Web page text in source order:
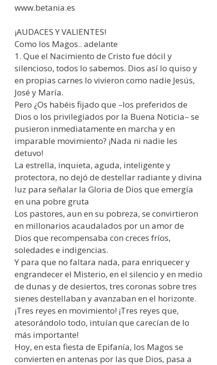
www.betania.es
¡AUDACES Y VALIENTES!
Como los Magos.. adelante
1. Que el Nacimiento de Cristo fue dócil y
silencioso, todos lo sabemos. Dios así lo quiso y
en propias carnes lo vivieron como nadie Jesús,
José y María.
Pero ¿Os habéis fijado que –los preferidos de
Dios o los privilegiados por la Buena Noticia– se
pusieron inmediatamente en marcha y en
imparable movimiento? ¡Nada ni nadie les
detuvo!
La estrella, inquieta, aguda, inteligente y
protectora, no dejó de destellar radiante y divina
luz para señalar la Gloria de Dios que emergía
en una pobre gruta
Los pastores, aun en su pobreza, se convirtieron
en millonarios acaudalados por un amor de
Dios que recompensaba con creces fríos,
soledades e indigencias.
Y para que no faltara nada, para enriquecer y
engrandecer el Misterio, en el silencio y en medio
de dunas y de desiertos, tres coronas sobre tres
sienes destellaban y avanzaban en el horizonte.
¡Tres reyes en movimiento! ¡Tres reyes que,
atesorándolo todo, intuían que carecían de lo
más importante!
Hoy, en esta fiesta de Epifanía, los Magos se
convierten en antenas por las que Dios, pasa a